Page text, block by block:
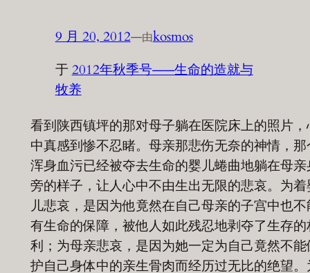
9 月 20, 2012—由kosmos
于2012年秋季号——生命的造就与
牧养
看到陕西镇坪的那对母子躺在医院床上的照片，
中真感到惨不忍睹。母亲那悲伤无奈的神情，那
浑身血污已经被夺去生命的婴儿蜷曲地躺在母亲
旁的样子，让人心中不由生出无限的悲哀。为着
儿悲哀，是因为他竟然在自己母亲的子宫中也不
有生命的保障，被他人如此残忍地剥夺了生存的
利；为母亲悲哀，是因为她一定为自己竟然不能
护自己身体中的亲生骨肉而经历过无比的绝望。